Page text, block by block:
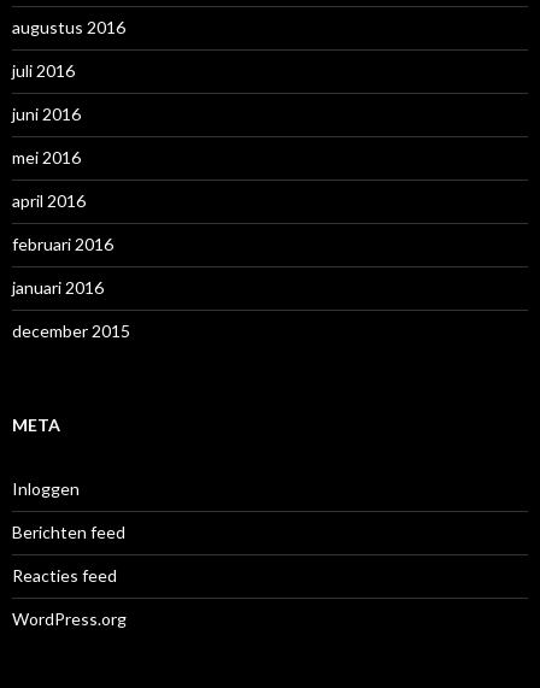
augustus 2016
juli 2016
juni 2016
mei 2016
april 2016
februari 2016
januari 2016
december 2015
META
Inloggen
Berichten feed
Reacties feed
WordPress.org